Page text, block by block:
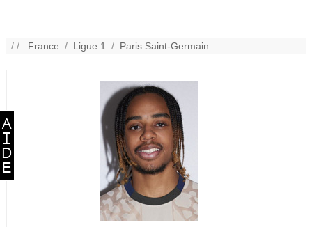
/ / France / Ligue 1 / Paris Saint-Germain